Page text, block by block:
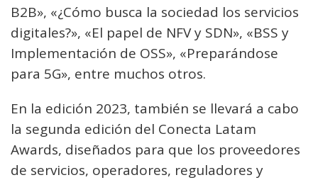
B2B», «¿Cómo busca la sociedad los servicios
digitales?», «El papel de NFV y SDN», «BSS y
Implementación de OSS», «Preparándose
para 5G», entre muchos otros.
En la edición 2023, también se llevará a cabo
la segunda edición del Conecta Latam
Awards, diseñados para que los proveedores
de servicios, operadores, reguladores y